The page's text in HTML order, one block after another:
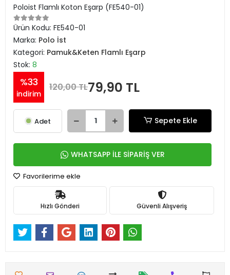
Poloist Flamlı Koton Eşarp (FE540-01)
Ürün Kodu: FE540-01
Marka: Polo İst
Kategori: Pamuk&Keten Flamlı Eşarp
Stok: 8
%33
indirim
120,00 TL79,90 TL
Adet Sepete Ekle
WHATSAPP İLE SİPARİŞ VER
Favorilerime ekle
Hızlı Gönderi Güvenli Alışveriş